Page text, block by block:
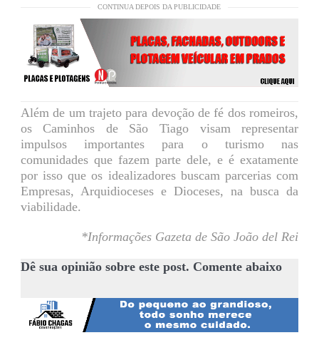
CONTINUA DEPOIS DA PUBLICIDADE
Além de um trajeto para devoção de fé dos romeiros,
os Caminhos de São Tiago visam representar
impulsos importantes para o turismo nas
comunidades que fazem parte dele, e é exatamente
por isso que os idealizadores buscam parcerias com
Empresas, Arquidioceses e Dioceses, na busca da
viabilidade.
*Informações Gazeta de São João del Rei
Dê sua opinião sobre este post. Comente abaixo